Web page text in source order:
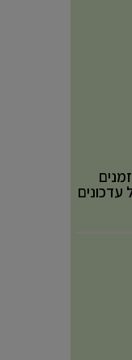
עדכונים